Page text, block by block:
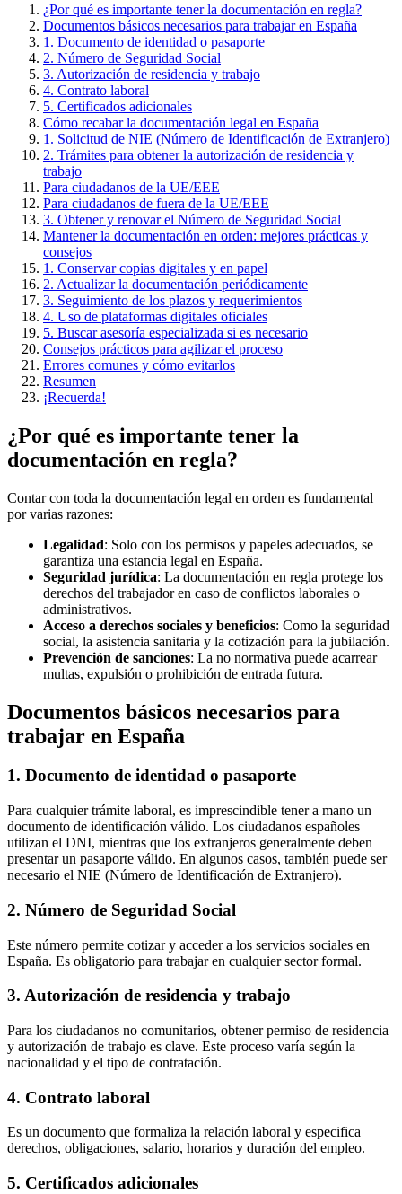
¿Por qué es importante tener la documentación en regla?
Documentos básicos necesarios para trabajar en España
1. Documento de identidad o pasaporte
2. Número de Seguridad Social
3. Autorización de residencia y trabajo
4. Contrato laboral
5. Certificados adicionales
Cómo recabar la documentación legal en España
1. Solicitud de NIE (Número de Identificación de Extranjero)
2. Trámites para obtener la autorización de residencia y
trabajo
Para ciudadanos de la UE/EEE
Para ciudadanos de fuera de la UE/EEE
3. Obtener y renovar el Número de Seguridad Social
Mantener la documentación en orden: mejores prácticas y
consejos
1. Conservar copias digitales y en papel
2. Actualizar la documentación periódicamente
3. Seguimiento de los plazos y requerimientos
4. Uso de plataformas digitales oficiales
5. Buscar asesoría especializada si es necesario
Consejos prácticos para agilizar el proceso
Errores comunes y cómo evitarlos
Resumen
¡Recuerda!
¿Por qué es importante tener la
documentación en regla?
Contar con toda la documentación legal en orden es fundamental
por varias razones:
Legalidad: Solo con los permisos y papeles adecuados, se
garantiza una estancia legal en España.
Seguridad jurídica: La documentación en regla protege los
derechos del trabajador en caso de conflictos laborales o
administrativos.
Acceso a derechos sociales y beneficios: Como la seguridad
social, la asistencia sanitaria y la cotización para la jubilación.
Prevención de sanciones: La no normativa puede acarrear
multas, expulsión o prohibición de entrada futura.
Documentos básicos necesarios para
trabajar en España
1. Documento de identidad o pasaporte
Para cualquier trámite laboral, es imprescindible tener a mano un
documento de identificación válido. Los ciudadanos españoles
utilizan el DNI, mientras que los extranjeros generalmente deben
presentar un pasaporte válido. En algunos casos, también puede ser
necesario el NIE (Número de Identificación de Extranjero).
2. Número de Seguridad Social
Este número permite cotizar y acceder a los servicios sociales en
España. Es obligatorio para trabajar en cualquier sector formal.
3. Autorización de residencia y trabajo
Para los ciudadanos no comunitarios, obtener permiso de residencia
y autorización de trabajo es clave. Este proceso varía según la
nacionalidad y el tipo de contratación.
4. Contrato laboral
Es un documento que formaliza la relación laboral y especifica
derechos, obligaciones, salario, horarios y duración del empleo.
5. Certificados adicionales